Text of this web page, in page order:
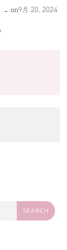
- on9月 20, 2024
SEARCH